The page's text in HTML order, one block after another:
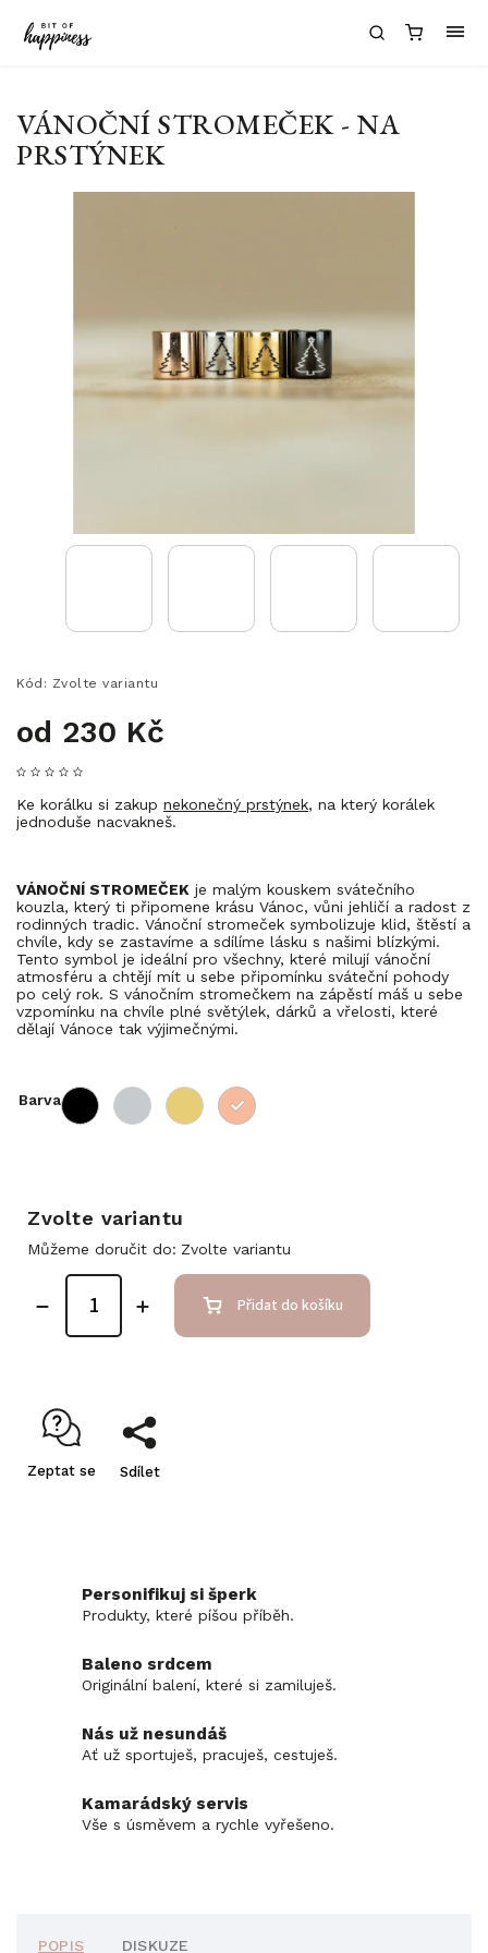
VÁNOČNÍ STROMEČEK - NA
PRSTÝNEK
Kód: Zvolte variantu
od 230 Kč
Ke korálku si zakup nekonečný prstýnek, na který korálek
jednoduše nacvakneš.
VÁNOČNÍ STROMEČEK je malým kouskem svátečního
kouzla, který ti připomene krásu Vánoc, vůni jehličí a radost z
rodinných tradic. Vánoční stromeček symbolizuje klid, štěstí a
chvíle, kdy se zastavíme a sdílíme lásku s našimi blízkými.
Tento symbol je ideální pro všechny, které milují vánoční
atmosféru a chtějí mít u sebe připomínku sváteční pohody
po celý rok. S vánočním stromečkem na zápěstí máš u sebe
vzpomínku na chvíle plné světýlek, dárků a vřelosti, které
dělají Vánoce tak výjimečnými.
Barva
Zvolte variantu
Můžeme doručit do: Zvolte variantu
Přidat do košíku
Zeptat se Sdílet
Personifikuj si šperk
Produkty, které píšou příběh.
Baleno srdcem
Originální balení, které si zamiluješ.
Nás už nesundáš
Ať už sportuješ, pracuješ, cestuješ.
Kamarádský servis
Vše s úsměvem a rychle vyřešeno.
POPIS DISKUZE